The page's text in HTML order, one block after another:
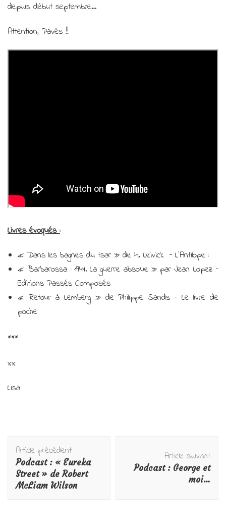
!
depuis début septembre…
Attention, Pavés !!
Livres évoqués :
« Dans les bagnes du tsar » de H. Leivick – L’Antilope :
« Barbarossa : 1941. La guerre absolue » par Jean Lopez –
Editions Passés Composés
« Retour à Lemberg » de Philippe Sands – Le livre de
poche
***
xx
Lisa
Navigation
d'article
Article précédent
Podcast : « Eureka
Street » de Robert
McLiam Wilson
Article suivant
Podcast : George et
moi…